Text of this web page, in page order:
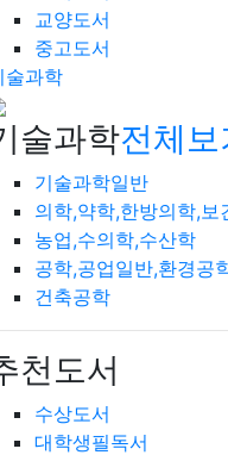
교양도서
중고도서
술과학
술과학전체
기술과학일반
의학,약학,한방의학,보
농업,수의학,수산학
공학,공업일반,환경공
건축공학
천도서
수상도서
대학생필독서